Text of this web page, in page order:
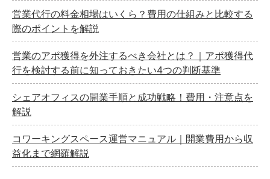
営業代行の料金相場はいくら？費用の仕組みと比較する
際のポイントを解説
営業のアポ獲得を外注するべき会社とは？｜アポ獲得代
行を検討する前に知っておきたい4つの判断基準
シェアオフィスの開業手順と成功戦略！費用・注意点を
解説
コワーキングスペース運営マニュアル｜開業費用から収
益化まで網羅解説